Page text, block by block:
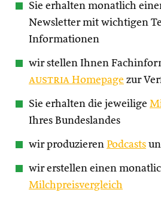
Sie erhalten monatlich
Newsletter mit wichtigen
Informationen
wir stellen Ihnen
austria Homepage zur
Sie erhalten die jeweilige
Ihres Bundeslandes
wir produzieren Podcasts
wir erstellen einen
Milchpreisvergleich